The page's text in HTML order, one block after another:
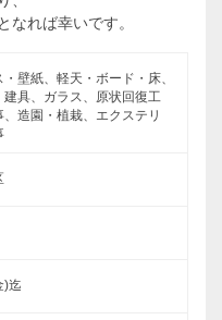
なれば幸いです。
壁紙、軽天・ボード・床、
具、ガラス、原状回復工
造園・植栽、エクステリ
)迄